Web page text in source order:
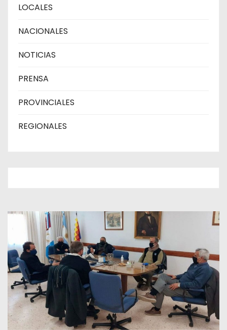
LOCALES
NACIONALES
NOTICIAS
PRENSA
PROVINCIALES
REGIONALES